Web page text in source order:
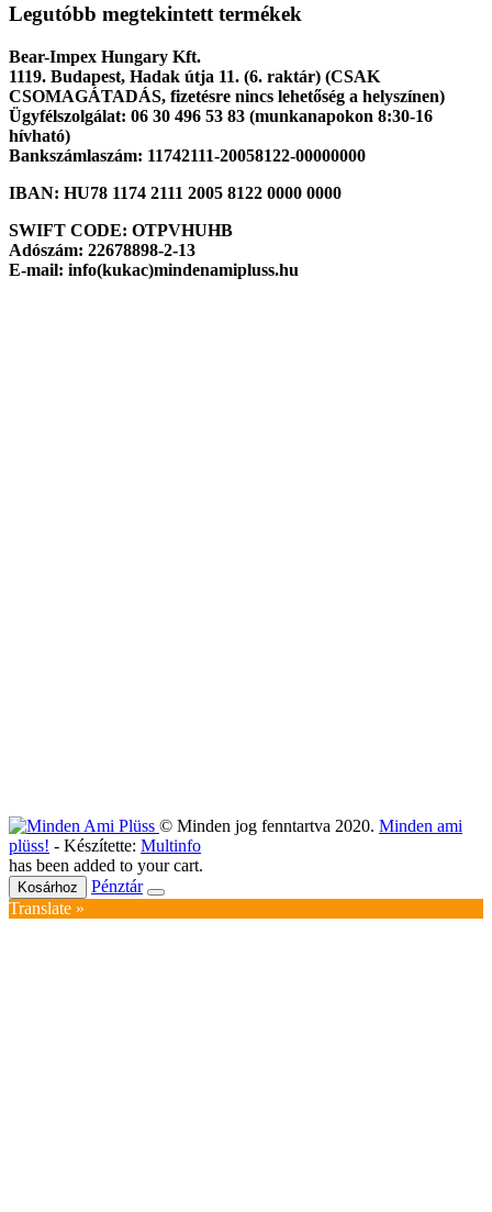
Legutóbb megtekintett termékek
Bear-Impex Hungary Kft.
1119. Budapest, Hadak útja 11. (6. raktár) (CSAK
CSOMAGÁTADÁS, fizetésre nincs lehetőség a helyszínen)
Ügyfélszolgálat: 06 30 496 53 83 (munkanapokon 8:30-16
hívható)
Bankszámlaszám: 11742111-20058122-00000000
IBAN: HU78 1174 2111 2005 8122 0000 0000
SWIFT CODE: OTPVHUHB
Adószám: 22678898-2-13
E-mail: info(kukac)mindenamipluss.hu
© Minden jog fenntartva 2020. Minden ami
plüss! - Készítette: Multinfo
has been added to your cart.
Kosárhoz
Pénztár
Translate »